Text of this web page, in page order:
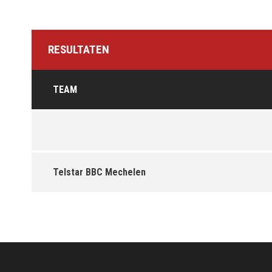
RESULTATEN
TEAM
Telstar BBC Mechelen